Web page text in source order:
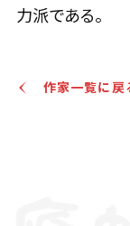
力派である。
作家一覧に戻